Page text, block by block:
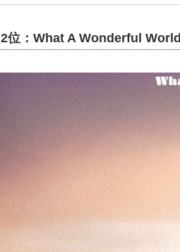
2位：What A Wonderful